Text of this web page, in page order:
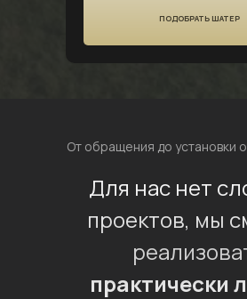
ПОДОБРАТЬ ШАТЕР
От обращения до установки
Для нас нет
проектов, мы
практически